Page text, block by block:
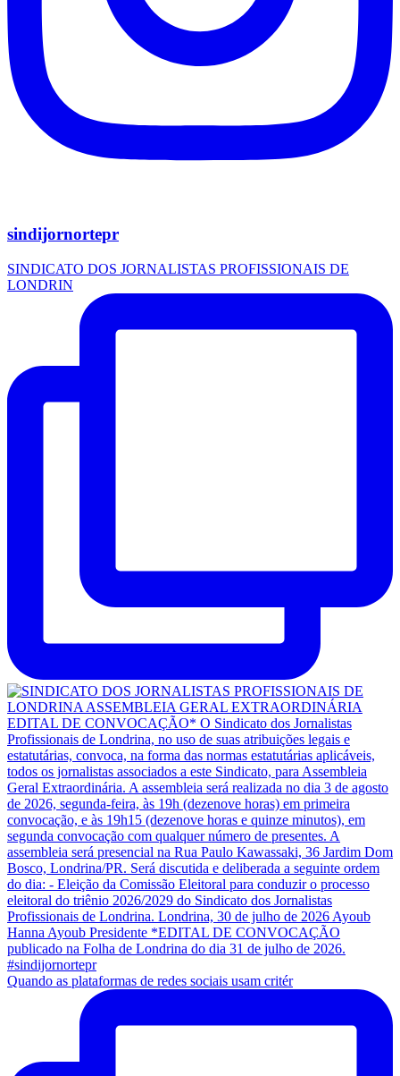
sindijornortepr
SINDICATO DOS JORNALISTAS PROFISSIONAIS DE
LONDRIN
Quando as plataformas de redes sociais usam critér